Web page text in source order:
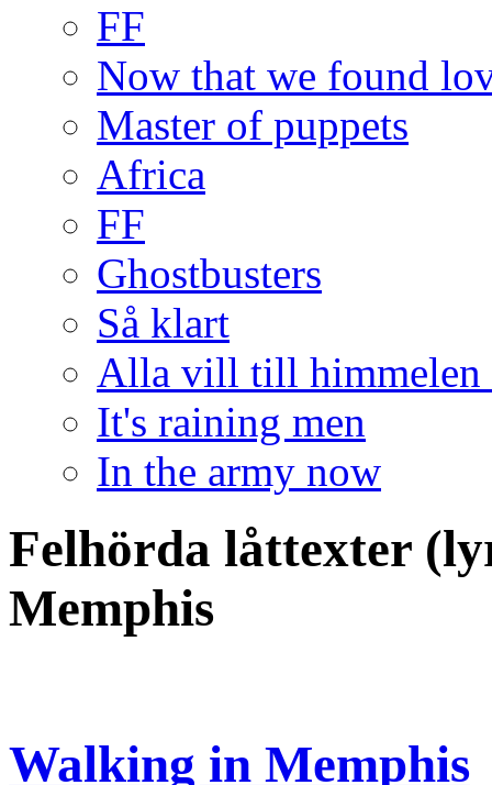
FF
Now that we found
Master of puppets
Africa
FF
Ghostbusters
Så klart
Alla vill till himmelen
It's raining men
In the army now
Felhörda låttexter
Memphis
Walking in Memphis